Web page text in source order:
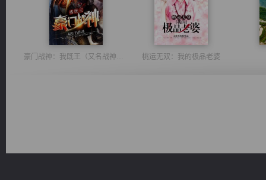
豪门战神：我既王（又名战神归来不败神婿修罗战神） 桃运无双：我的极品老婆